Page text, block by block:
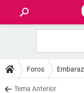
FOROS
SALUD
Foros
Tema Anterior